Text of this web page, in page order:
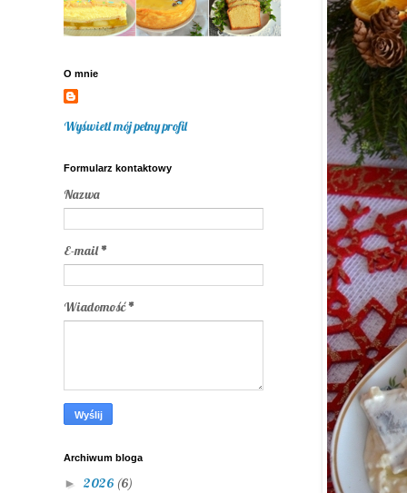
O mnie
Wyświetl mój pełny profil
Formularz kontaktowy
Nazwa
E-mail*
Wiadomość*
Archiwum bloga
► 2026 (6)